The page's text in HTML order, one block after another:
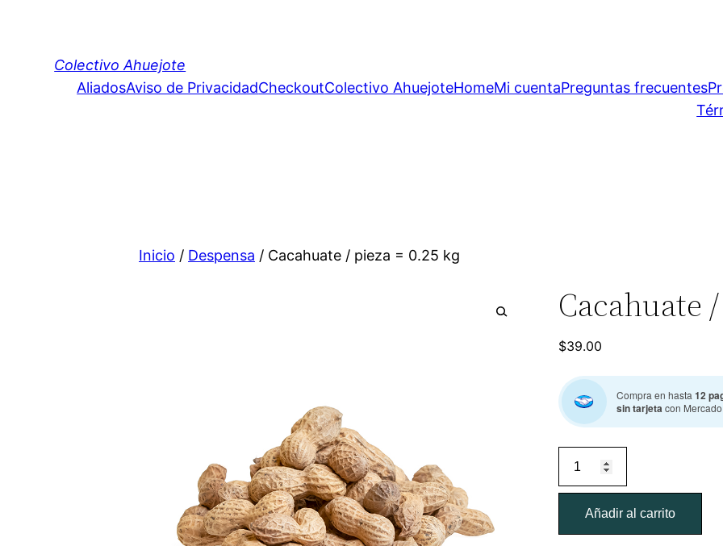
Colectivo Ahuejote
AliadosAviso de PrivacidadCheckoutColectivo AhuejoteHomeMi cuentaPreguntas frecuentes
Inicio / Despensa / Cacahuate / pieza = 0.25 kg
Cacahuate
$39.00
Compra en hasta 12
sin tarjetacon
pieza
0.25
Añadir al carrito